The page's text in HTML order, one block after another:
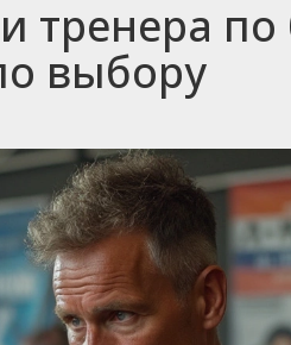
тренера по
выбору